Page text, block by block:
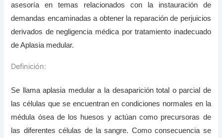
asesoría en temas relacionados con la instauración de
demandas encaminadas a obtener la reparación de perjuicios
derivados de negligencia médica por tratamiento inadecuado
de Aplasia medular.
Definición:
Se llama aplasia medular a la desaparición total o parcial de
las células que se encuentran en condiciones normales en la
médula ósea de los huesos y actúan como precursoras de
las diferentes células de la sangre. Como consecuencia se